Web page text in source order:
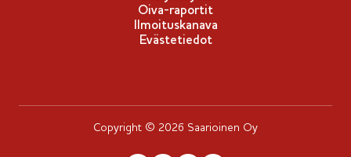
i
Oiva-raportit
Ilmoituskanava
Evästetiedot
Copyright © 2026 Saarioinen Oy